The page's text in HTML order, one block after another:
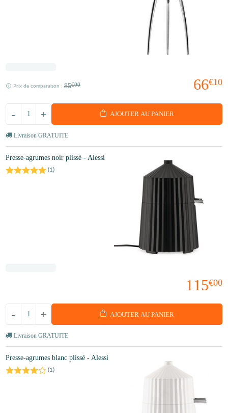
66€10
Prix de comparaison : 85€00
+
- AJOUTER AU PANIER
Livraison GRATUITE
Presse-agrumes noir plissé - Alessi
(1 )
115€00
+
- AJOUTER AU PANIER
Livraison GRATUITE
Presse-agrumes blanc plissé - Alessi
(1)